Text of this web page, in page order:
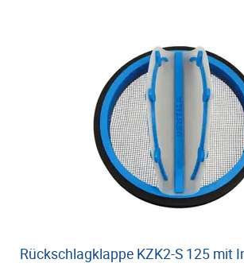
Rückschlagklappe KZK2-S 125 mit